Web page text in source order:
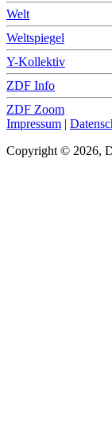
Welt
Weltspiegel
Y-Kollektiv
ZDF Info
ZDF Zoom
Impressum |
Copyright © 2026,